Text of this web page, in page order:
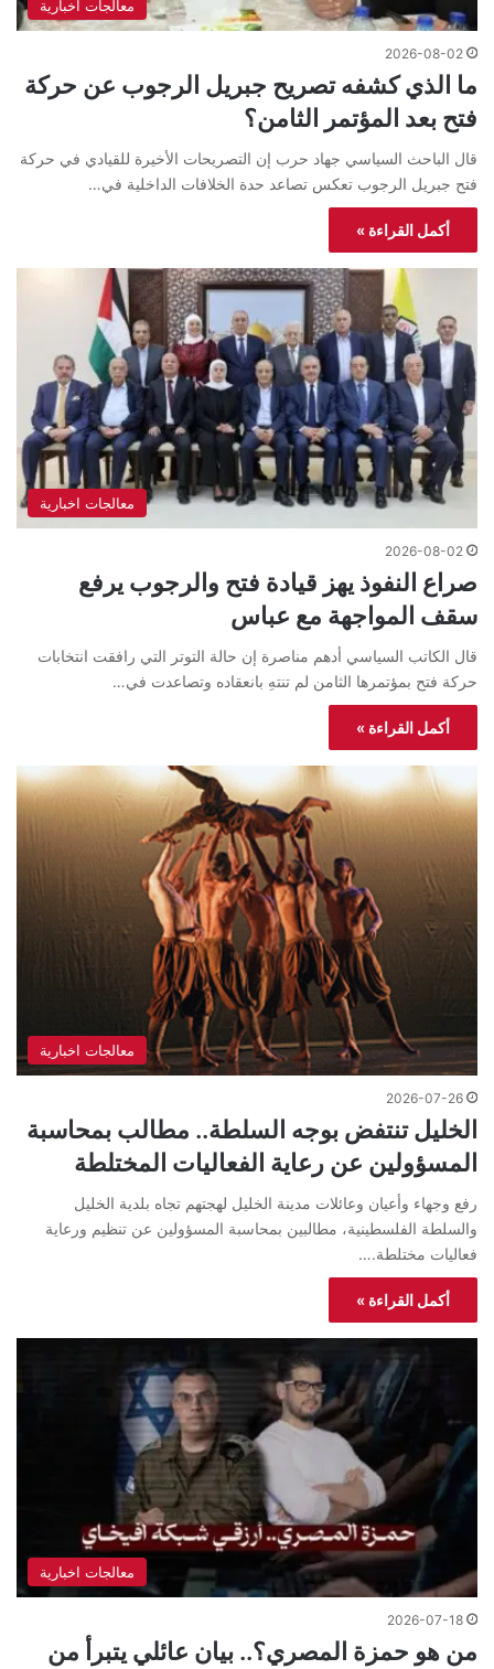
معالجات اخبارية
2026-08-02
ما الذي كشفه تصريح جبريل الرجوب عن حركة
فتح بعد المؤتمر الثامن؟
قال الباحث السياسي جهاد حرب إن التصريحات الأخيرة للقيادي في حركة
فتح جبريل الرجوب تعكس تصاعد حدة الخلافات الداخلية في…
أكمل القراءة »
معالجات اخبارية
2026-08-02
صراع النفوذ يهز قيادة فتح والرجوب يرفع
سقف المواجهة مع عباس
قال الكاتب السياسي أدهم مناصرة إن حالة التوتر التي رافقت انتخابات
حركة فتح بمؤتمرها الثامن لم تنتهِ بانعقاده وتصاعدت في…
أكمل القراءة »
معالجات اخبارية
2026-07-26
الخليل تنتفض بوجه السلطة.. مطالب بمحاسبة
المسؤولين عن رعاية الفعاليات المختلطة
رفع وجهاء وأعيان وعائلات مدينة الخليل لهجتهم تجاه بلدية الخليل
والسلطة الفلسطينية، مطالبين بمحاسبة المسؤولين عن تنظيم ورعاية
فعاليات مختلطة.…
أكمل القراءة »
معالجات اخبارية
2026-07-18
من هو حمزة المصري؟.. بيان عائلي يتبرأ من